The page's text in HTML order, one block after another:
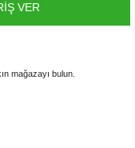
VER
mağazayı bulun.